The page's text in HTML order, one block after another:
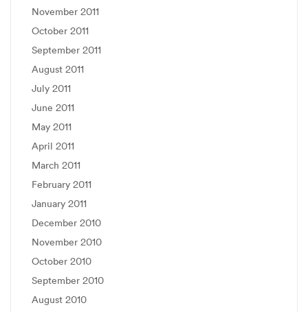
November 2011
October 2011
September 2011
August 2011
July 2011
June 2011
May 2011
April 2011
March 2011
February 2011
January 2011
December 2010
November 2010
October 2010
September 2010
August 2010